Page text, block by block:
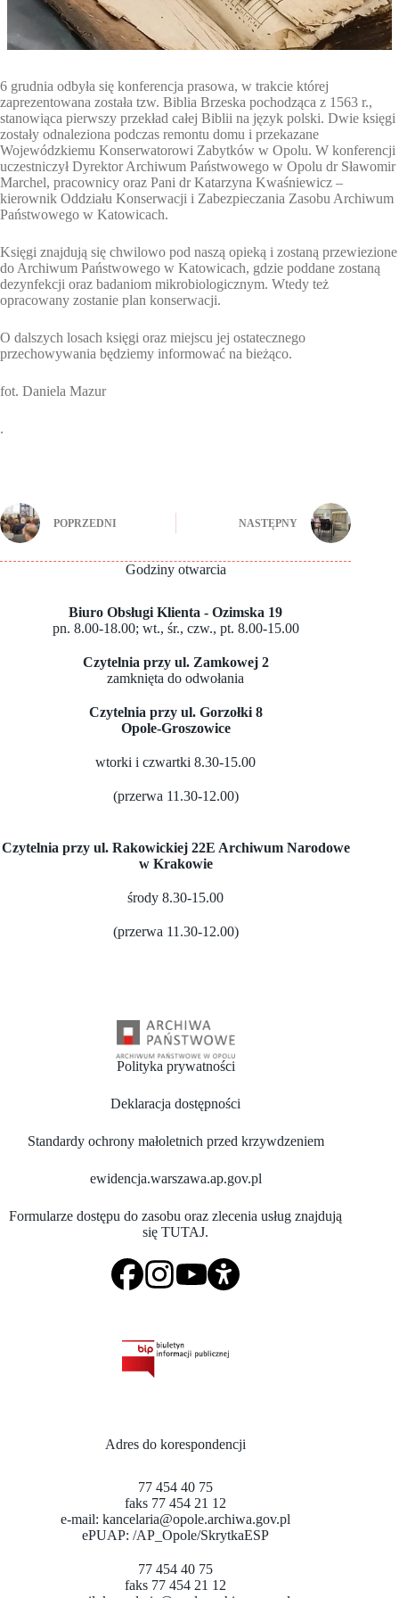
6 grudnia odbyła się konferencja prasowa, w trakcie której
zaprezentowana została tzw. Biblia Brzeska pochodząca z 1563 r.,
stanowiąca pierwszy przekład całej Biblii na język polski. Dwie księgi
zostały odnaleziona podczas remontu domu i przekazane
Wojewódzkiemu Konserwatorowi Zabytków w Opolu. W konferencji
uczestniczył Dyrektor Archiwum Państwowego w Opolu dr Sławomir
Marchel, pracownicy oraz Pani dr Katarzyna Kwaśniewicz –
kierownik Oddziału Konserwacji i Zabezpieczania Zasobu Archiwum
Państwowego w Katowicach.
Księgi znajdują się chwilowo pod naszą opieką i zostaną przewiezione
do Archiwum Państwowego w Katowicach, gdzie poddane zostaną
dezynfekcji oraz badaniom mikrobiologicznym. Wtedy też
opracowany zostanie plan konserwacji.
O dalszych losach księgi oraz miejscu jej ostatecznego
przechowywania będziemy informować na bieżąco.
fot. Daniela Mazur
.
POPRZEDNI NASTĘPNY
Godziny otwarcia
Biuro Obsługi Klienta - Ozimska 19
pn. 8.00-18.00; wt., śr., czw., pt. 8.00-15.00
Czytelnia przy ul. Zamkowej 2
zamknięta do odwołania
Czytelnia przy ul. Gorzołki 8
Opole-Groszowice
wtorki i czwartki 8.30-15.00
(przerwa 11.30-12.00)
Czytelnia przy ul. Rakowickiej 22E Archiwum Narodowe
w Krakowie
środy 8.30-15.00
(przerwa 11.30-12.00)
Polityka prywatności
Deklaracja dostępności
Standardy ochrony małoletnich przed krzywdzeniem
ewidencja.warszawa.ap.gov.pl
Formularze dostępu do zasobu oraz zlecenia usług znajdują
sięTUTAJ.
Adres do korespondencji
77 454 40 75
faks 77 454 21 12
e-mail:kancelaria@opole.archiwa.gov.pl
ePUAP:/AP_Opole/SkrytkaESP
77 454 40 75
faks 77 454 21 12